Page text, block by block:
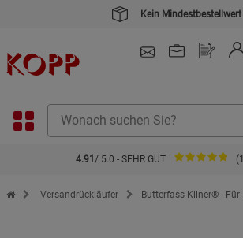
Kein Mindestbestellwert
4.91 / 5.0 - SEHR GUT
Zur Startseite des Kopp Verlag Online-Shop
Versandrückläufer Butterfass Kilner® - Für